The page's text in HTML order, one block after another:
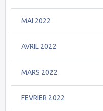
MAI 2022
AVRIL 2022
MARS 2022
FEVRIER 2022